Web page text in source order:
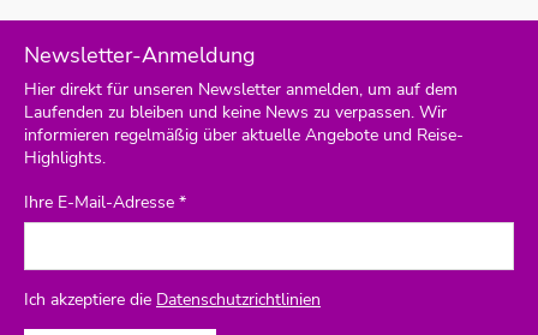
Newsletter-Anmeldung
Hier direkt für unseren Newsletter anmelden, um auf dem
Laufenden zu bleiben und keine News zu verpassen. Wir
informieren regelmäßig über aktuelle Angebote und Reise-
Highlights.
Ihre E-Mail-Adresse *
Ich akzeptiere die Datenschutzrichtlinien